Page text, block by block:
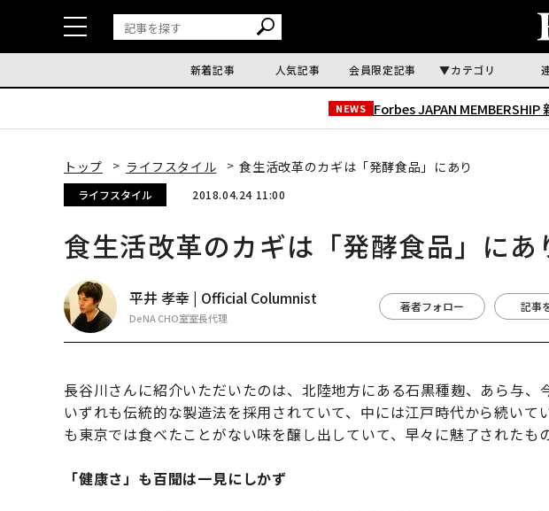
新着記事 人気記事 会員限定記事 カテゴリ
NEWS Forbes JAPAN MEMBERSHIP
トップ ライフスタイル 食生活改革のカギは「発酵食品」にあり
ライフスタイル 2018.04.24 11:00
食生活改革のカギは「発酵食品」にあ
平井 孝幸 | Official Columnist
DeNA CHO室室長代理
著者フォロー 記事
長谷川さんに紹介いただいたのは、北陸地方にある石黒種麹、あら与、
いずれも伝統的な製造法を採用されていて、中には江戸時代から続いて
も東京では食べたことがない味を醸し出していて、早々に魅了されたもの
「健康さ」も百聞は一見にしかず